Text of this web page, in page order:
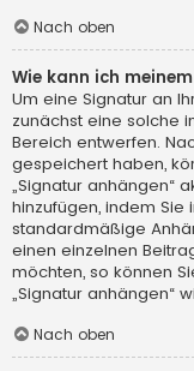
Nach oben
Wie kann ich
Um eine Signatur an
zunächst eine solche
Bereich entwerfen.
gespeichert haben,
„Signatur anhängen“
hinzufügen, indem
standardmäßige
einen einzelnen
möchten, so können
„Signatur anhängen“
Nach oben